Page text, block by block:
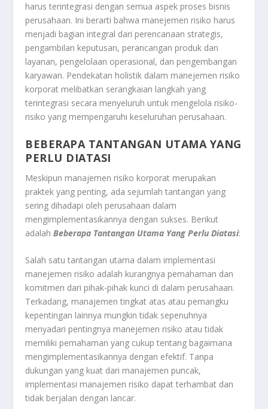
harus terintegrasi dengan semua aspek proses bisnis
perusahaan. Ini berarti bahwa manejemen risiko harus
menjadi bagian integral dari perencanaan strategis,
pengambilan keputusan, perancangan produk dan
layanan, pengelolaan operasional, dan pengembangan
karyawan. Pendekatan holistik dalam manejemen risiko
korporat melibatkan serangkaian langkah yang
terintegrasi secara menyeluruh untuk mengelola risiko-
risiko yang mempengaruhi keseluruhan perusahaan.
BEBERAPA TANTANGAN UTAMA YANG
PERLU DIATASI
Meskipun manajemen risiko korporat merupakan
praktek yang penting, ada sejumlah tantangan yang
sering dihadapi oleh perusahaan dalam
mengimplementasikannya dengan sukses. Berikut
adalahBeberapa Tantangan Utama Yang Perlu Diatasi:
Salah satu tantangan utama dalam implementasi
manejemen risiko adalah kurangnya pemahaman dan
komitmen dari pihak-pihak kunci di dalam perusahaan.
Terkadang, manajemen tingkat atas atau pemangku
kepentingan lainnya mungkin tidak sepenuhnya
menyadari pentingnya manejemen risiko atau tidak
memiliki pemahaman yang cukup tentang bagaimana
mengimplementasikannya dengan efektif. Tanpa
dukungan yang kuat dari manajemen puncak,
implementasi manajemen risiko dapat terhambat dan
tidak berjalan dengan lancar.